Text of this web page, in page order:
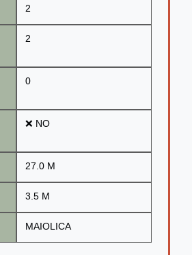
2
2
0
❌ NO
27.0 M
3.5 M
MAIOLICA